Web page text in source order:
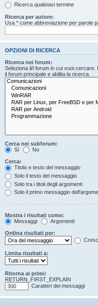
Ricerca qualsiasi termine
Ricerca per autore:
Usa * come abbreviazione per parole
OPZIONI DI RICERCA
Ricerca nei forum:
Seleziona il/i forum in cui vuoi
il forum principale e abilita la ricerca.
Cerca nei subforum:
Sì
No
Cerca:
Titolo e testo del messaggio
Solo il testo del messaggio
Solo tra i titoli degli argomenti
Solo il primo messaggio
Mostra i risultati come:
Messaggi
Argomenti
Ordina risultati per:
Limita risultati a:
Ritorna ai primi:
RETURN_FIRST_EXPLAIN
Caratteri dei messaggi